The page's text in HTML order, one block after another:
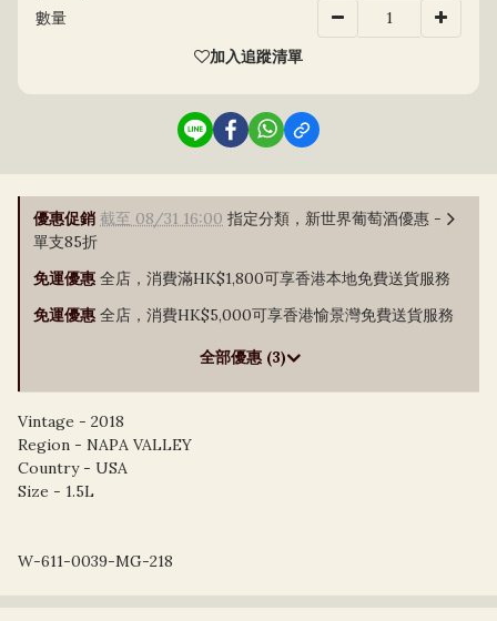
數量
加入追蹤清單
優惠促銷 截至 08/31 16:00 指定分類，新世界葡萄酒優惠 -
單支85折
免運優惠 全店，消費滿HK$1,800可享香港本地免費送貨服務
免運優惠 全店，消費HK$5,000可享香港愉景灣免費送貨服務
全部優惠 (3)
Vintage - 2018
Region - NAPA VALLEY
Country - USA
Size - 1.5L
W-611-0039-MG-218